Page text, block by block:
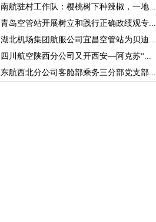
南航驻村工作队：樱桃树下种辣椒，一地...
青岛空管站开展树立和践行正确政绩观专...
湖北机场集团航服公司宜昌空管站为贝迪...
四川航空陕西分公司又开西安—阿克苏“...
东航西北分公司客舱部乘务三分部党支部...